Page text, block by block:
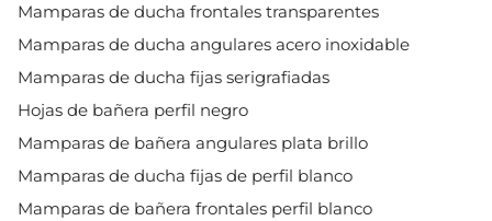
Mamparas de ducha frontales transparentes
Mamparas de ducha angulares acero inoxidable
Mamparas de ducha fijas serigrafiadas
Hojas de bañera perfil negro
Mamparas de bañera angulares plata brillo
Mamparas de ducha fijas de perfil blanco
Mamparas de bañera frontales perfil blanco